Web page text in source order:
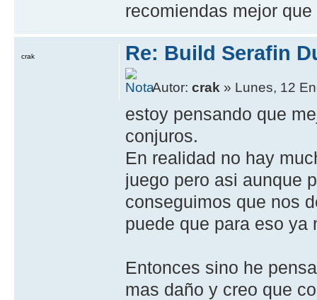
recomiendas mejor
Re: Build Serafin
Autor:crak » Lunes, 12
estoy pensando que
conjuros.
En realidad no hay
juego pero asi aunque
conseguimos que nos
puede que para eso ya
Entonces sino he
mas daño y creo que
crak